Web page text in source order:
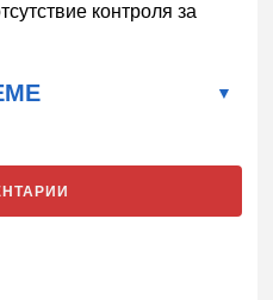
контроля за